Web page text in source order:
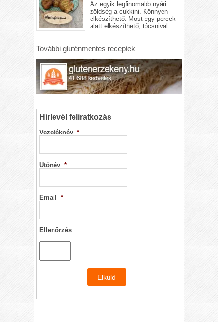
Az egyik legfinomabb nyári
zöldség a cukkini. Könnyen
elkészíthető. Most egy percek
alatt elkészíthető, tócsnival...
További gluténmentes receptek
Hírlevél feliratkozás
Vezetéknév *
Utónév *
Email *
Ellenőrzés